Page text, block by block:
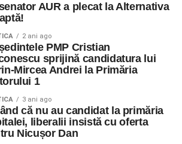
AUR a plecat la Alternativa
2 ani ago
PMP Cristian
sprijină candidatura lui
Mircea Andrei la Primăria
1
3 ani ago
că nu au candidat la primăria
liberalii insistă cu oferta
Nicușor Dan